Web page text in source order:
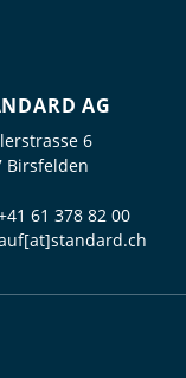
AG
6
Birsfelden
61 378 82 00